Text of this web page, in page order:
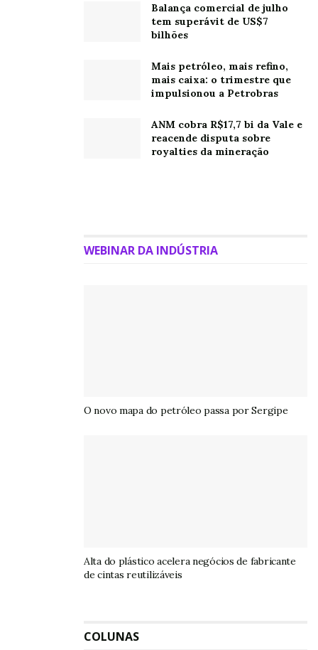
Balança comercial de julho
tem superávit de US$7
bilhões
Mais petróleo, mais refino,
mais caixa: o trimestre que
impulsionou a Petrobras
ANM cobra R$17,7 bi da Vale e
reacende disputa sobre
royalties da mineração
WEBINAR DA INDÚSTRIA
O novo mapa do petróleo passa por Sergipe
Alta do plástico acelera negócios de fabricante
de cintas reutilizáveis
COLUNAS